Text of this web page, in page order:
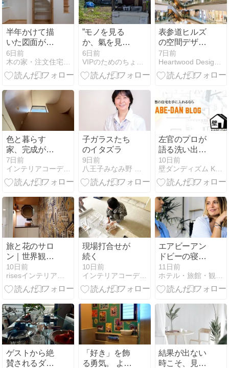
半年かけて描
いた図面が、
現場でどんど
ん変わってい
ったお話。
6日前
”モノを見る
か、氣を見る
か”
6日前
表参道ヒルズ
の空間デザイ
ンと、この夏
観たい海外ド
ラマ /
＃601
7日前
色と暮らす
家、完成が近
づいてきまし
た！
7日前
インテリアコーディネーター荒井詩万のブログ
子ガラスたち
のイタズラ
9日前
八王子みなみ野 まるとハウス
左官のプロが
語る洗い出し
の仕上げ方と
ポイント|ヤブ
原「ストーン
ンタビュー
10日前
壁ダンディズム KABE-DAN
旅と花のサロ
ン｜世界観を
整える化粧
室・収納リフ
ォーム
10日前
risesインテリアデザイン室
現場打合せが
続く
10日前
インテリアコーディネーター荒井詩万のブログ
エアビーアン
ドビーの寝具
とは? Airbnb
のゲストハウ
スや民泊で使
レスやベッド
について解説
11日前
ホテル・旅館・観光業界・インテリア業界の最新情報
ゲストから絶
賛されるダイ
「好き」を飾
る勇気。 よう
結果が出ない
時こそ、見直